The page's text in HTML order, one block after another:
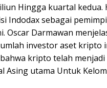
Hingga kuartal kedua.
Indodax sebagai
Oscar Darmawan
investor aset kripto
kripto telah
Asing utama Untuk